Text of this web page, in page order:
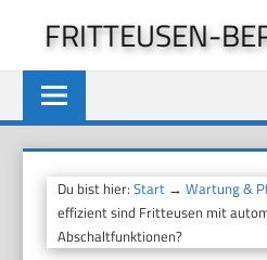
springen
FRITTEUSEN-
Du bist hier:Start →Wartung &
effizient sind Fritteusen mit
Abschaltfunktionen?